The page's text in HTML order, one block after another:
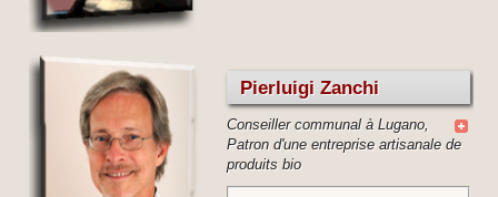
Pierluigi Zanchi
Conseiller communal à Lugano,
Patron d'une entreprise artisanale de
produits bio